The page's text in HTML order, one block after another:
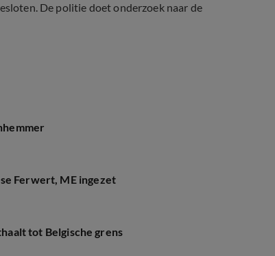
De politie doet onderzoek naar de
Ferwert, ME ingezet
tot Belgische grens